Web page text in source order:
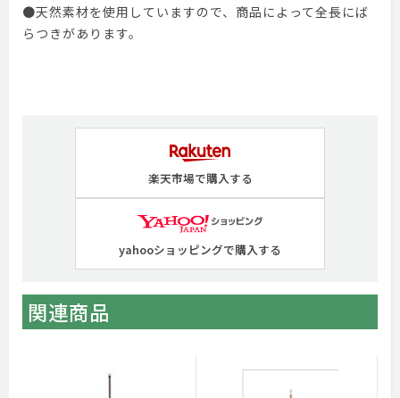
●天然素材を使用していますので、商品によって全長にば
らつきがあります。
楽天市場で購入する
yahooショッピングで購入する
関連商品